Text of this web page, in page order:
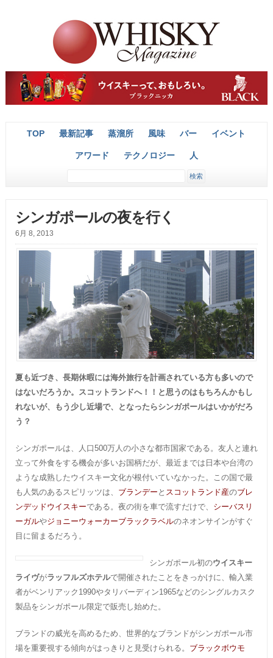
TOP 最新記事 蒸溜所 風味 バー イベント
アワード テクノロジー 人
シンガポールの夜を行く
6月 8, 2013
夏も近づき、長期休暇には海外旅行を計画されている方も多いので
はないだろうか。スコットランドへ！！と思うのはもちろんかもし
れないが、もう少し近場で、となったらシンガポールはいかがだろ
う？
シンガポールは、人口500万人の小さな都市国家である。友人と連れ
立って外食をする機会が多いお国柄だが、最近までは日本や台湾の
ような成熟したウイスキー文化が根付いていなかった。この国で最
も人気のあるスピリッツは、 ブランデー と スコットランド産のブレ
ンデッドウイスキーである。夜の街を車で流すだけで、 シーバスリ
ーガルやジョニーウォーカーブラックラベルのネオンサインがすぐ
目に留まるだろう。
シンガポール初のウイスキー
ライヴがラッフルズホテルで開催されたことをきっかけに、輸入業
者がベンリアック1990やタリバーディン1965などのシングルカスク
製品をシンガポール限定で販売し始めた。
ブランドの威光を高めるため、世界的なブランドがシンガポール市
場を重要視する傾向がはっきりと見受けられる。 ブラックボウモ